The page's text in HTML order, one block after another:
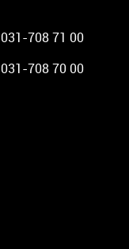
031-708 71 00
031-708 70 00